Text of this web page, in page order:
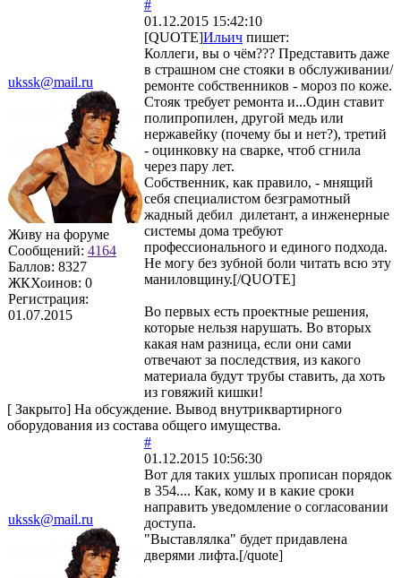
ukssk@mail.ru
Живу на форуме
Сообщений: 4164
Баллов: 8327
ЖКХоинов: 0
Регистрация:
01.07.2015
#
01.12.2015 15:42:10
[QUOTE]Ильич пишет:
Коллеги, вы о чём??? Представить даже
в страшном сне стояки в обслуживании/
ремонте собственников - мороз по коже.
Стояк требует ремонта и...Один ставит
полипропилен, другой медь или
нержавейку (почему бы и нет?), третий
- оцинковку на сварке, чтоб сгнила
через пару лет.
Собственник, как правило, - мнящий
себя специалистом безграмотный
жадный дебил дилетант, а инженерные
системы дома требуют
профессионального и единого подхода.
Не могу без зубной боли читать всю эту
маниловщину.[/QUOTE]
Во первых есть проектные решения,
которые нельзя нарушать. Во вторых
какая нам разница, если они сами
отвечают за последствия, из какого
материала будут трубы ставить, да хоть
из говяжий кишки!
[ Закрыто] На обсуждение. Вывод внутриквартирного
оборудования из состава общего имущества.
ukssk@mail.ru
#
01.12.2015 10:56:30
Вот для таких ушлых прописан порядок
в 354.... Как, кому и в какие сроки
направить уведомление о согласовании
доступа.
"Выставлялка" будет придавлена
дверями лифта.[/quote]